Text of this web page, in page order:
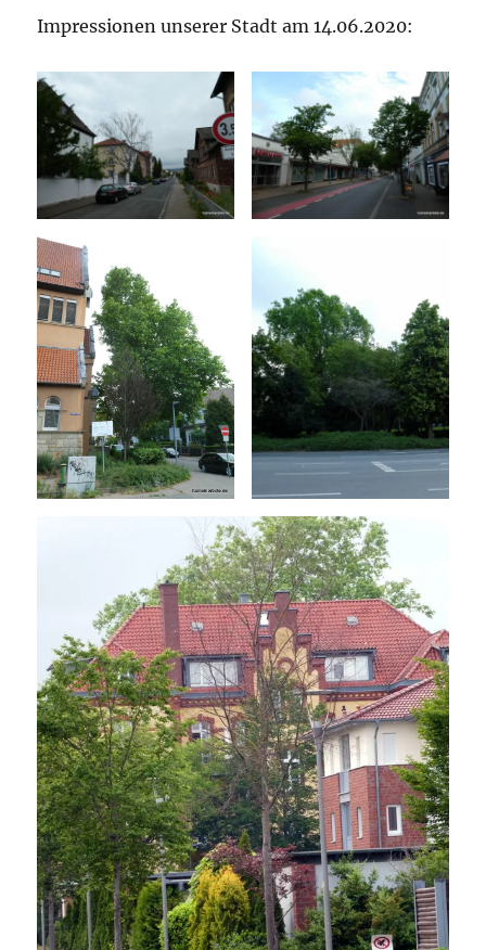
Impressionen unserer Stadt am 14.06.2020: